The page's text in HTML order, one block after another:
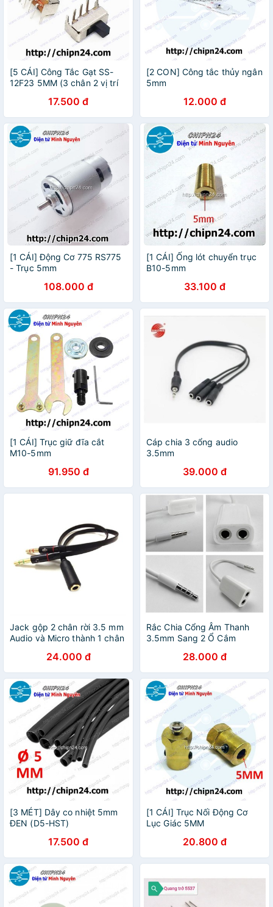
[5 CÁI] Công Tắc Gạt SS-
12F23 5MM (3 chân 2 vị trí
17.500 đ
[2 CON] Công tắc thủy ngân
5mm
12.000 đ
[1 CÁI] Động Cơ 775 RS775
- Trục 5mm
108.000 đ
[1 CÁI] Ống lót chuyển trục
B10-5mm
33.100 đ
[1 CÁI] Trục giữ đĩa cắt
M10-5mm
91.950 đ
Cáp chia 3 cổng audio
3.5mm
39.000 đ
Jack gộp 2 chân rời 3.5 mm
Audio và Micro thành 1 chân
24.000 đ
Rắc Chia Cổng Âm Thanh
3.5mm Sang 2 Ổ Cắm
28.000 đ
[3 MÉT] Dây co nhiệt 5mm
ĐEN (D5-HST)
17.500 đ
[1 CÁI] Trục Nối Động Cơ
Lục Giác 5MM
20.800 đ